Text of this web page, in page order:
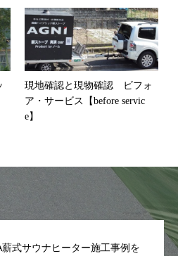
現地確認と現物確認 ビフォ
ア・サービス【before servic
e】
薪式サウナヒーター施工事例を